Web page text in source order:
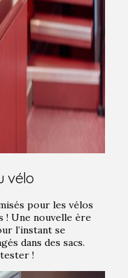
vélo
pour les vélos
! Une nouvelle ère
l’instant se
dans des sacs.
tester !